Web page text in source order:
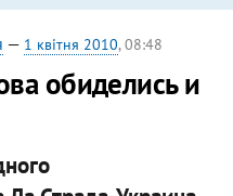
— 1 квітня 2010, 08:48
обиделись и